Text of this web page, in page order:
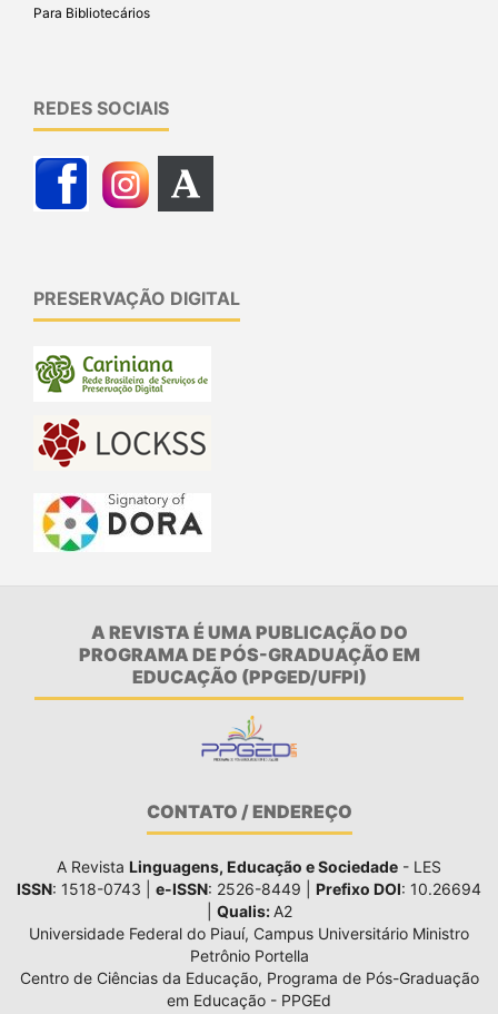
Para Bibliotecários
REDES SOCIAIS
PRESERVAÇÃO DIGITAL
A REVISTA É UMA PUBLICAÇÃO DO
PROGRAMA DE PÓS-GRADUAÇÃO EM
EDUCAÇÃO (PPGED/UFPI)
CONTATO / ENDEREÇO
A Revista Linguagens, Educação e Sociedade - LES
ISSN: 1518-0743 | e-ISSN: 2526-8449 | Prefixo DOI: 10.26694
Qualis: A2
Universidade Federal do Piauí, Campus Universitário Ministro
Petrônio Portella
Centro de Ciências da Educação, Programa de Pós-Graduação
em Educação - PPGEd